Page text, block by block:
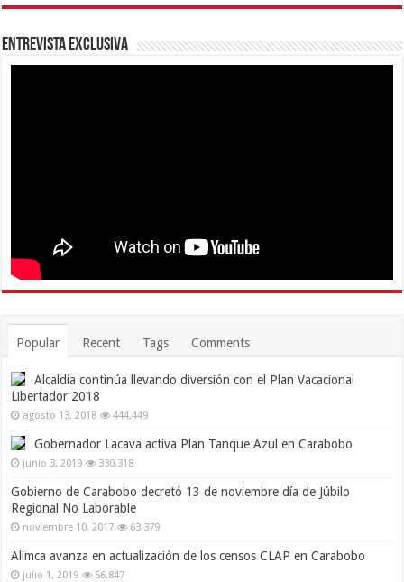
Entrevista Exclusiva
Popular Recent Tags Comments
Alcaldía continúa llevando diversión con el Plan Vacacional
Libertador 2018
agosto 13, 2018 444,449
Gobernador Lacava activa Plan Tanque Azul en Carabobo
junio 3, 2019 330,318
Gobierno de Carabobo decretó 13 de noviembre día de Júbilo
Regional No Laborable
noviembre 10, 2017 63,379
Alimca avanza en actualización de los censos CLAP en Carabobo
julio 1, 2019 56,847